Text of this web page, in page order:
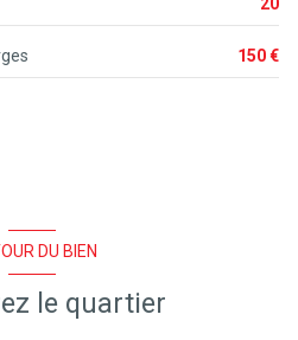
150 €
DU BIEN
le quartier